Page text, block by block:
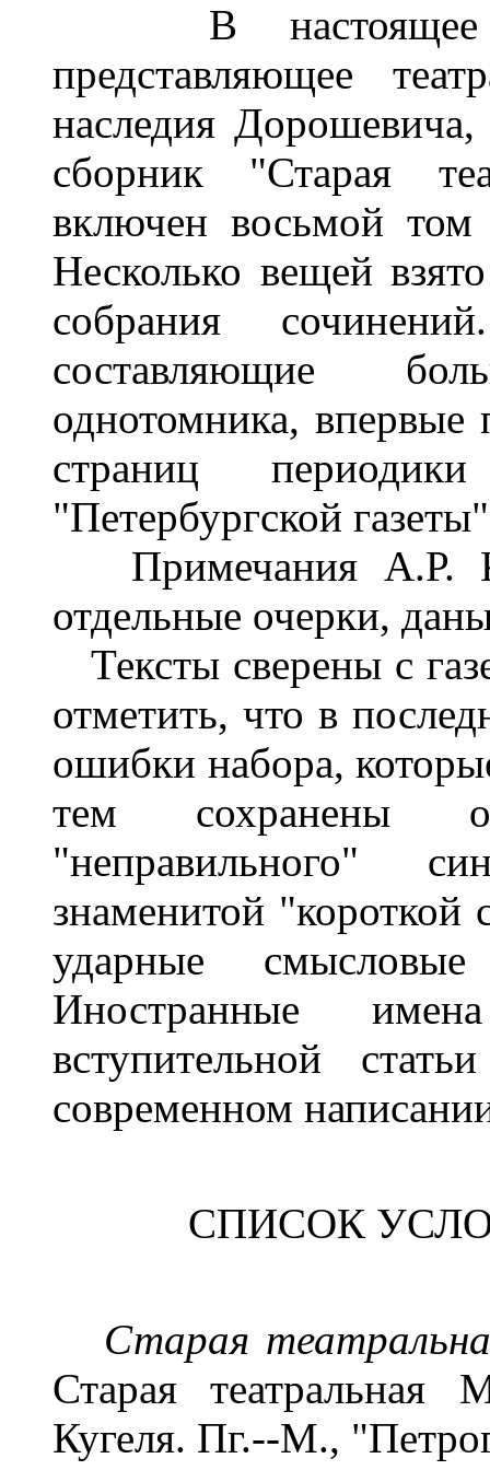
В настоящее
представляющее
наследия
сборник "Старая
включен восьмой
Несколько вещей
собрания
составляющие
однотомника,
страниц
"Петербургской
Примечания А.Р.
отдельные очерки,
Тексты сверены с
отметить, что в
ошибки набора,
тем сохранены
"неправильного"
знаменитой "короткой
ударные
Иностранные
вступительной
современном
СПИСОК
Старая
Старая
Кугеля. Пг.--М.,